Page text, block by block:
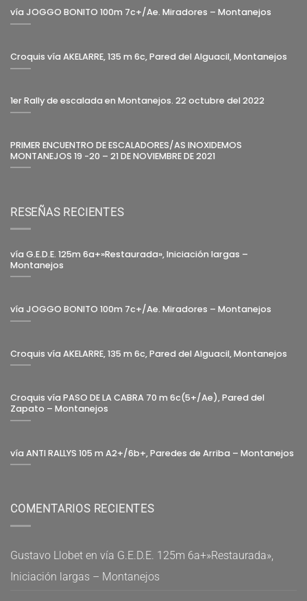
vía JOGGO BONITO 100m 7c+/Ae. Miradores – Montanejos
Croquis vía AKELARRE, 135 m 6c, Pared del Alguacil, Montanejos
1er Rally de escalada en Montanejos. 22 octubre del 2022
PRIMER ENCUENTRO DE ESCALADORES/AS INOXIDEMOS
MONTANEJOS 19 -20 – 21 DE NOVIEMBRE DE 2021
RESEÑAS RECIENTES
vía G.E.D.E. 125m 6a+»Restaurada», Iniciación largas –
Montanejos
vía JOGGO BONITO 100m 7c+/Ae. Miradores – Montanejos
Croquis vía AKELARRE, 135 m 6c, Pared del Alguacil, Montanejos
Croquis vía PASO DE LA CABRA 70 m 6c(5+/Ae), Pared del
Zapato – Montanejos
vía ANTI RALLYS 105 m A2+/6b+, Paredes de Arriba – Montanejos
COMENTARIOS RECIENTES
Gustavo Llobet en vía G.E.D.E. 125m 6a+»Restaurada»,
Iniciación largas – Montanejos